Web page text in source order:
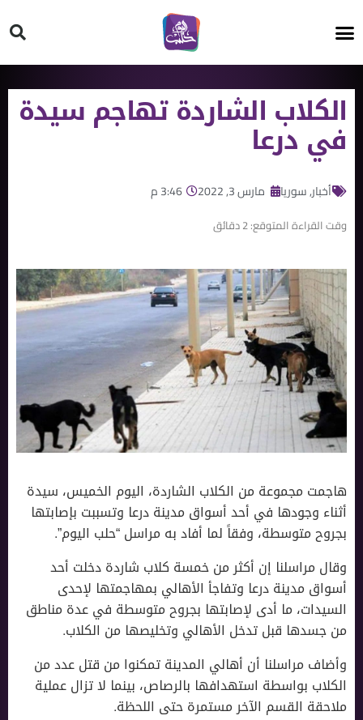
الكلاب الشاردة تهاجم سيدة
في درعا
أخبار,سوريا مارس 3, 2022 3:46 م
وقت القراءة المتوقع:2دقائق
هاجمت مجموعة من الكلاب الشاردة، اليوم الخميس، سيدة
أثناء وجودها في أحد أسواق مدينة درعا وتسببت بإصابتها
بجروح متوسطة، وفقاً لما أفاد به مراسل “حلب اليوم”.
وقال مراسلنا إن أكثر من خمسة كلاب شاردة دخلت أحد
أسواق مدينة درعا وتفاجأ الأهالي بمهاجمتها لإحدى
السيدات، ما أدى لإصابتها بجروح متوسطة في عدة مناطق
من جسدها قبل تدخل الأهالي وتخليصها من الكلاب.
وأضاف مراسلنا أن أهالي المدينة تمكنوا من قتل عدد من
الكلاب بواسطة استهدافها بالرصاص، بينما لا تزال عملية
ملاحقة القسم الآخر مستمرة حتى اللحظة.